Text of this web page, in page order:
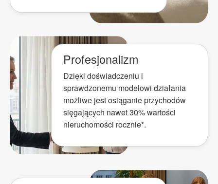
Profesjonalizm
Dzięki doświadczeniu i
sprawdzonemu modelowi działania
możliwe jest osiąganie przychodów
sięgających nawet 30% wartości
nieruchomości rocznie*.